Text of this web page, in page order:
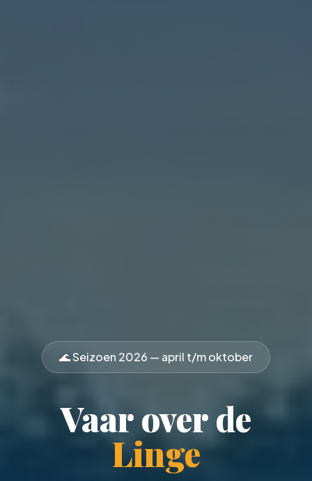
🌊 Seizoen 2026 — april t/m oktober
Vaar over de
Linge